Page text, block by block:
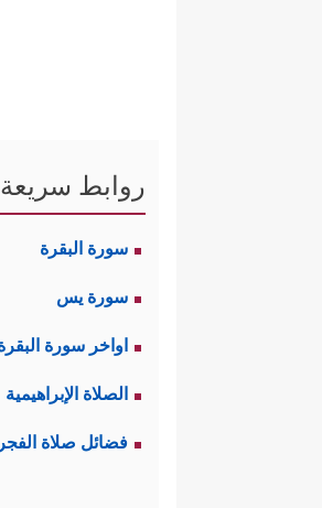
روابط
سورة البقرة
سورة يس
اواخر سورة
الصلاة الإبراهيمية
فضائل صلاة الفجر